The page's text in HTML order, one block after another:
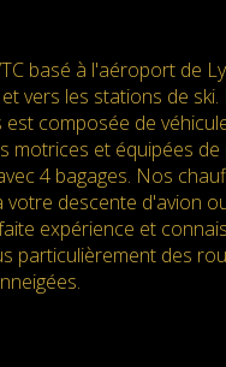
basé à l'aéroport de
vers les stations de
est composée de
motrices et équipées de
4 bagages. Nos
votre descente d'avion
expérience et
particulièrement des